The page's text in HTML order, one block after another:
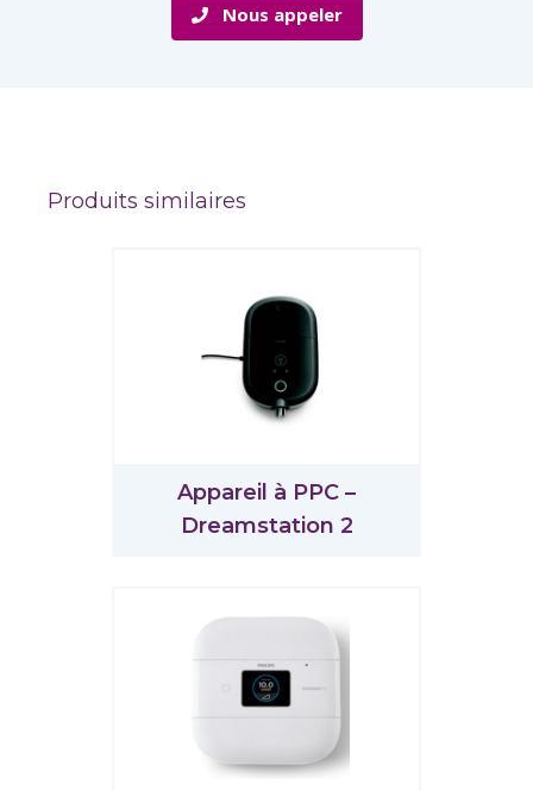
Nous appeler
Produits similaires
Appareil à PPC –
Dreamstation 2